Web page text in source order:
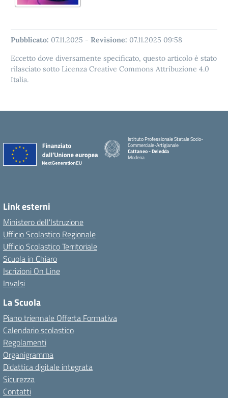
Pubblicato: 07.11.2025 - Revisione: 07.11.2025 09:58
Eccetto dove diversamente specificato, questo articolo è stato
rilasciato sotto Licenza Creative Commons Attribuzione 4.0
Italia.
Istituto Professionale Statale Socio-
Commerciale-Artigianale
Cattaneo - Deledda
Modena
Link esterni
Ministero dell'Istruzione
Ufficio Scolastico Regionale
Ufficio Scolastico Territoriale
Scuola in Chiaro
Iscrizioni On Line
Invalsi
La Scuola
Piano triennale Offerta Formativa
Calendario scolastico
Regolamenti
Organigramma
Didattica digitale integrata
Sicurezza
Contatti